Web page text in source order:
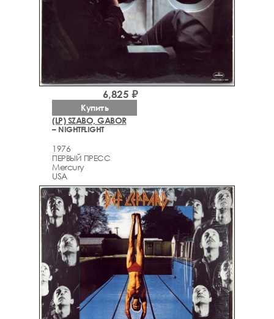
(LP) SZABO, GABOR
– NIGHTFLIGHT
1976
ПЕРВЫЙ ПРЕСС
Mercury
USA
6,825 ₽
Купить